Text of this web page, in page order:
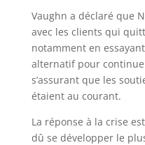
Vaughn a déclaré que
avec les clients qui
notamment en
alternatif pour
s’assurant que les
étaient au courant.
La réponse à la crise
dû se développer le